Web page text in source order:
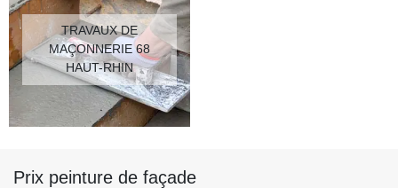
TRAVAUX DE
MAÇONNERIE 68
HAUT-RHIN
Prix peinture de façade